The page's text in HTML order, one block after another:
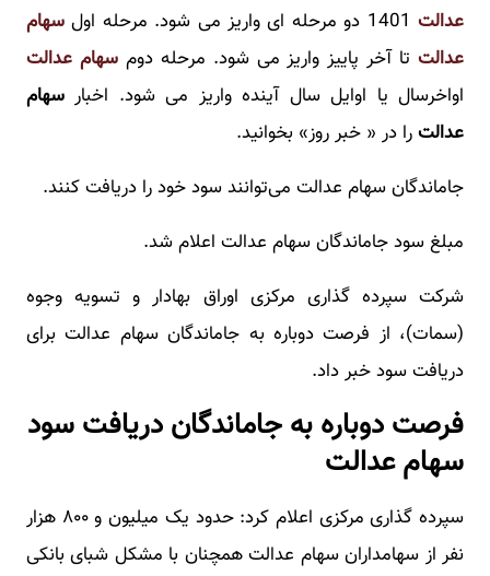
عدالت1401 دو مرحله ای واریز می شود. مرحله اول
سهام
عدالتتا آخر پاییز واریز می شود. مرحله دوم سهام عدالت
اواخرسال یا اوایل سال آینده واریز می شود. اخبار سهام
عدالترا در « خبر روز» بخوانید.
جاماندگان سهام عدالت می‌توانند سود خود را دریافت کنند.
مبلغ سود جاماندگان سهام عدالت اعلام شد.
شرکت سپرده گذاری مرکزی اوراق بهادار و تسویه وجوه
(سمات)، از فرصت دوباره به جاماندگان سهام عدالت برای
دریافت سود خبر داد.
فرصت دوباره به جاماندگان دریافت سود
سهام عدالت
سپرده گذاری مرکزی اعلام کرد: حدود یک میلیون و ۸۰۰ هزار
نفر از سهامداران سهام عدالت همچنان با مشکل شبای بانکی